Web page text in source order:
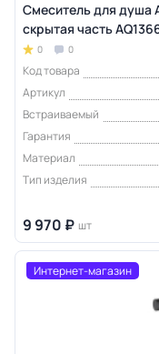
Смеситель для душа
скрытая часть
0 0
Код товара
Артикул
Встраиваемый
Гарантия
Материал
Тип изделия
9 970 ₽ шт
Интернет-магазин